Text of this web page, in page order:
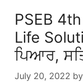
PSEB
Life
ਪਿਆਰ,
July 20, 2022 by